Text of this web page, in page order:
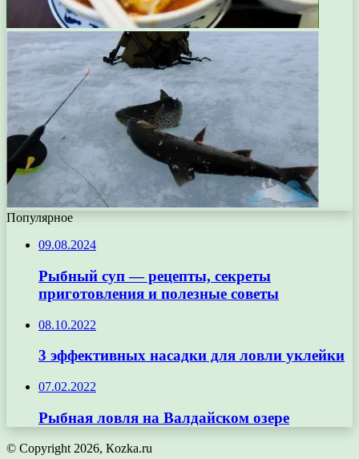
Популярное
09.08.2024
Рыбный суп — рецепты, секреты
приготовления и полезные советы
08.10.2022
3 эффективных насадки для ловли уклейки
07.02.2022
Рыбная ловля на Валдайском озере
© Copyright 2026, Кozka.ru